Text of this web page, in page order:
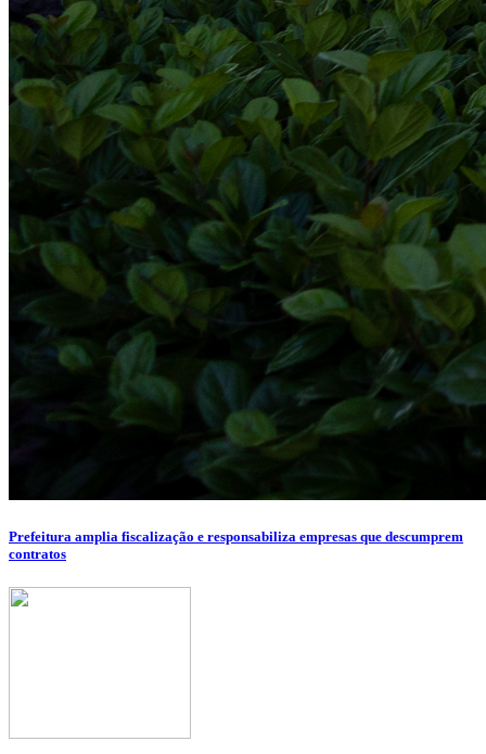
Prefeitura amplia fiscalização e responsabiliza empresas que descumprem
contratos